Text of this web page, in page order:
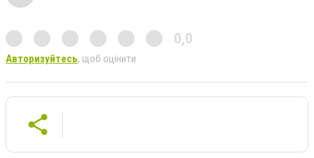
0,0
Авторизуйтесь, щоб оцінити